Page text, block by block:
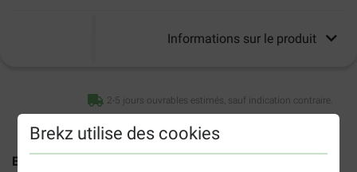
Brekz utilise des cookies
Informations sur le produit
2-5 jours ouvrables estimés, sauf indication contraire.
Brekz Snacks - Os de boeuf fumé farci à la pâtée pour